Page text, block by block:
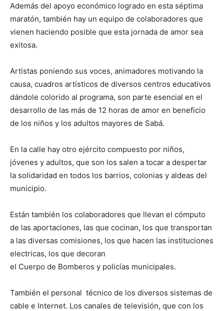
Además del apoyo económico logrado en esta séptima
maratón, también hay un equipo de colaboradores que
vienen haciendo posible que esta jornada de amor sea
exitosa.
Artistas poniendo sus voces, animadores motivando la
causa, cuadros artísticos de diversos centros educativos
dándole colorido al programa, son parte esencial en el
desarrollo de las más de 12 horas de amor en beneficio
de los niños y los adultos mayores de Sabá.
En la calle hay otro ejército compuesto por niños,
jóvenes y adultos, que son los salen a tocar a despertar
la solidaridad en todos los barrios, colonias y aldeas del
municipio.
Están también los colaboradores que llevan el cómputo
de las aportaciones, las que cocinan, los que transportan
a las diversas comisiones, los que hacen las instituciones
electricas, los que decoran
el Cuerpo de Bomberos y policías municipales.
También el personal técnico de los diversos sistemas de
cable e Internet. Los canales de televisión, que con los